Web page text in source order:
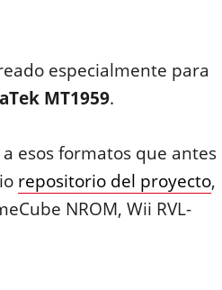
especialmente para
MT1959.
esos formatos que antes
repositorio del proyecto,
NROM, Wii RVL-